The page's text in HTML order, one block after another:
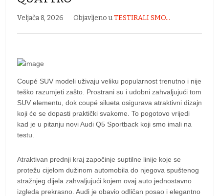
Veljača 8, 2026 Objavljeno uTESTIRALI SMO...
Coupé SUV modeli uživaju veliku popularnost trenutno i nije
teško razumjeti zašto. Prostrani su i udobni zahvaljujući tom
SUV elementu, dok coupé silueta osigurava atraktivni dizajn
koji će se dopasti praktički svakome. To pogotovo vrijedi
kad je u pitanju novi Audi Q5 Sportback koji smo imali na
testu.
Atraktivan prednji kraj započinje suptilne linije koje se
protežu cijelom dužinom automobila do njegova spuštenog
stražnjeg dijela zahvaljujući kojem ovaj auto jednostavno
izgleda prekrasno. Audi je obavio odličan posao i elegantno